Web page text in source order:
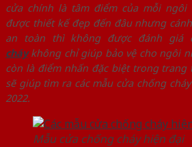
cửa chính là tâm điểm của mỗi
được thiết kế đẹp đến đâu nhưng
an toàn thì không được đánh giá
cháy không chỉ giúp bảo vệ cho ngôi
còn là điểm nhấn đặc biệt trong trang
sẽ giúp tìm ra các mẫu cửa chống
2022.
Mẫu cửa chống cháy hiện đại